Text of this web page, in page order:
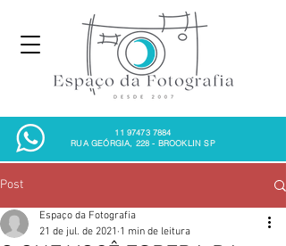
11 97473 7884
RUA GEÓRGIA, 228 - BROOKLIN SP
Post
Espaço da Fotografia
21 de jul. de 2021 1 min de leitura